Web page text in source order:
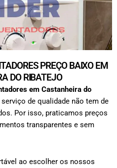
PREÇO BAIXO EM
DO RIBATEJO
em Castanheira do
de qualidade não tem de
Por isso, praticamos preços
transparentes e sem
ao escolher os nossos